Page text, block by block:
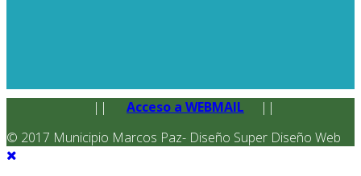
|| Acceso a WEBMAIL
||
© 2017 Municipio Marcos Paz- Diseño Super Diseño Web